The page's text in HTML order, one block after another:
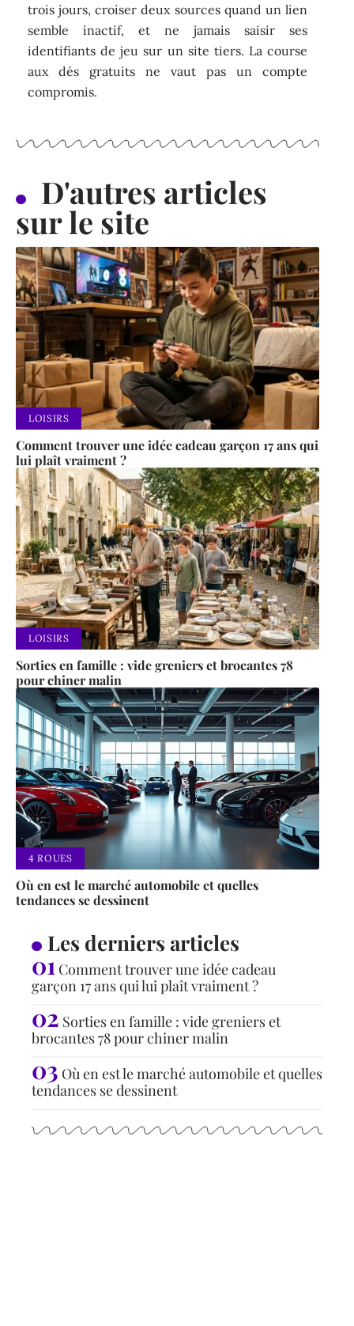
trois jours, croiser deux sources quand un lien
semble inactif, et ne jamais saisir ses
identifiants de jeu sur un site tiers. La course
aux dés gratuits ne vaut pas un compte
compromis.
D'autres articles
sur le site
LOISIRS
Comment trouver une idée cadeau garçon 17 ans qui
lui plaît vraiment ?
LOISIRS
Sorties en famille : vide greniers et brocantes 78
pour chiner malin
4 ROUES
Où en est le marché automobile et quelles
tendances se dessinent
Les derniers articles
Comment trouver une idée cadeau
garçon 17 ans qui lui plaît vraiment ?
Sorties en famille : vide greniers et
brocantes 78 pour chiner malin
Où en est le marché automobile et quelles
tendances se dessinent